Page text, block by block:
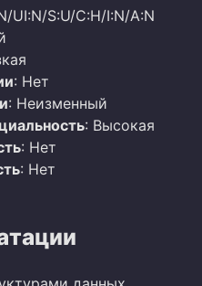
UI:N/S:U/C:H/I:N/A:N
: Нет
: Неизменный
: Высокая
: Нет
: Нет